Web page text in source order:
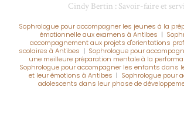
Cindy Bertin : Savoir-faire et
Sophrologue pour accompagner les jeunes à la
émotionnelle aux examens à Antibes |
accompagnement aux projets d'orientations
scolaires à Antibes | Sophrologue pour
une meilleure préparation mentale à la
Sophrologue pour accompagner les enfants dans
et leur émotions à Antibes | Sophrologue pour
adolescents dans leur phase de